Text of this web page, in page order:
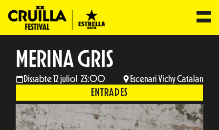
MERINA GRIS
Dissabte 12 juliol 23:00 Escenari Vichy Catalan
ENTRADES